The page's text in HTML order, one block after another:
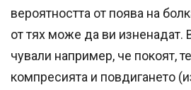
вероятността от поява на
от тях може да ви изненадат.
чували например, че покоят,
компресията и повдигането